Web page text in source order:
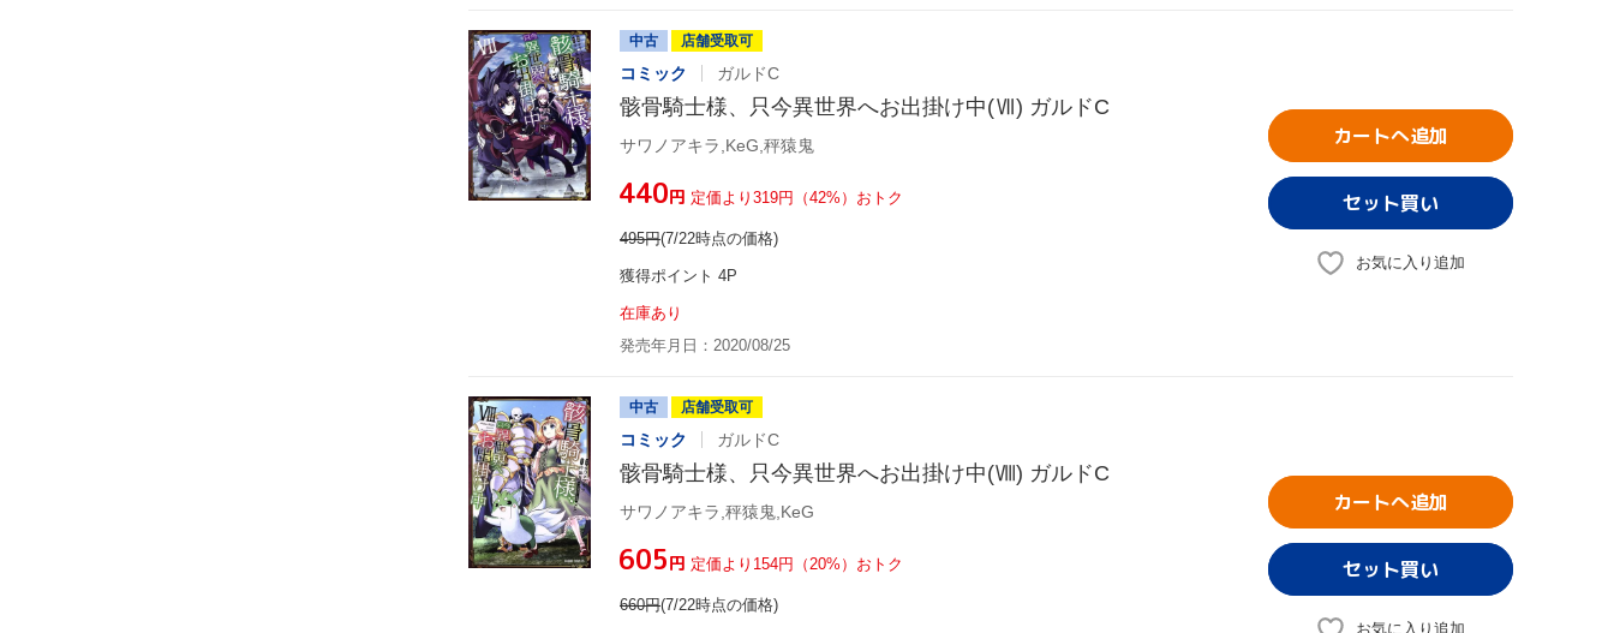
中古 店舗受取可
コミック ガルドC
骸骨騎士様、只今異世界へお出掛け中(Ⅶ) ガルドC
サワノアキラ,KeG,秤猿鬼
¥440円 定価より319円（42%）おトク
495円(7/22時点の価格)
獲得ポイント 4P
在庫あり
発売年月日：2020/08/25
カートへ追加
お気に入り追加
中古 店舗受取可
コミック ガルドC
骸骨騎士様、只今異世界へお出掛け中(Ⅷ) ガルドC
サワノアキラ,秤猿鬼,KeG
¥605円 定価より154円（20%）おトク
660円(7/22時点の価格)
カートへ追加
お気に入り追加